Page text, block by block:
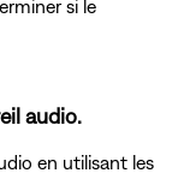
si le
audio.
en utilisant les